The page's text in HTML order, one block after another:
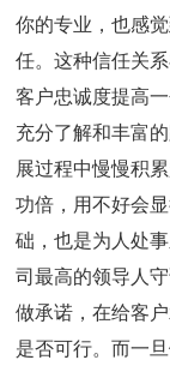
你的专业，也感
任。这种信任关
客户忠诚度提高
充分了解和丰富
展过程中慢慢积
功倍，用不好会
础，也是为人处
司最高的领导人
做承诺，在给客
是否可行。而一